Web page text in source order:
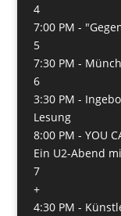
4
7:00 PM -
5
7:30 PM -
6
3:30 PM -
Lesung
8:00 PM - YOU
Ein U2-Abend
7
+
4:30 PM -